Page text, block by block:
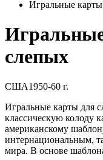
Игральные
слепых
США1950-60 г.
Игральные карты для
классическую колоду
американскому
интернациональным,
мира. В основе